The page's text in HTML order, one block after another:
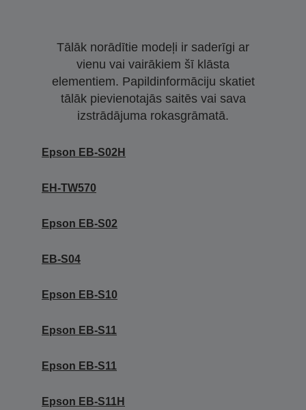
Tālāk norādītie modeļi ir saderīgi ar
vienu vai vairākiem šī klāsta
elementiem. Papildinformāciju skatiet
tālāk pievienotajās saitēs vai sava
izstrādājuma rokasgrāmatā.
Epson EB-S02H
EH-TW570
Epson EB-S02
EB-S04
Epson EB-S10
Epson EB-S11
Epson EB-S11
Epson EB-S11H